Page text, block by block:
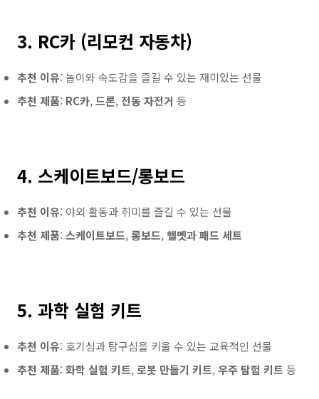
3. RC카 (리모컨 자동차)
추천 이유: 놀이와 속도감을 즐길 수 있는 재미있는 선물
추천 제품: RC카, 드론, 전동 자전거 등
4. 스케이트보드/롱보드
추천 이유: 야외 활동과 취미를 즐길 수 있는 선물
추천 제품: 스케이트보드, 롱보드, 헬멧과 패드 세트
5. 과학 실험 키트
추천 이유: 호기심과 탐구심을 키울 수 있는 교육적인 선물
추천 제품: 화학 실험 키트, 로봇 만들기 키트, 우주 탐험 키트 등